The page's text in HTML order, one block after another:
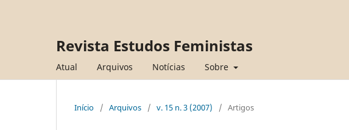
Revista Estudos Feministas
Atual Arquivos Notícias Sobre
Início / Arquivos / v. 15 n. 3 (2007) / Artigos